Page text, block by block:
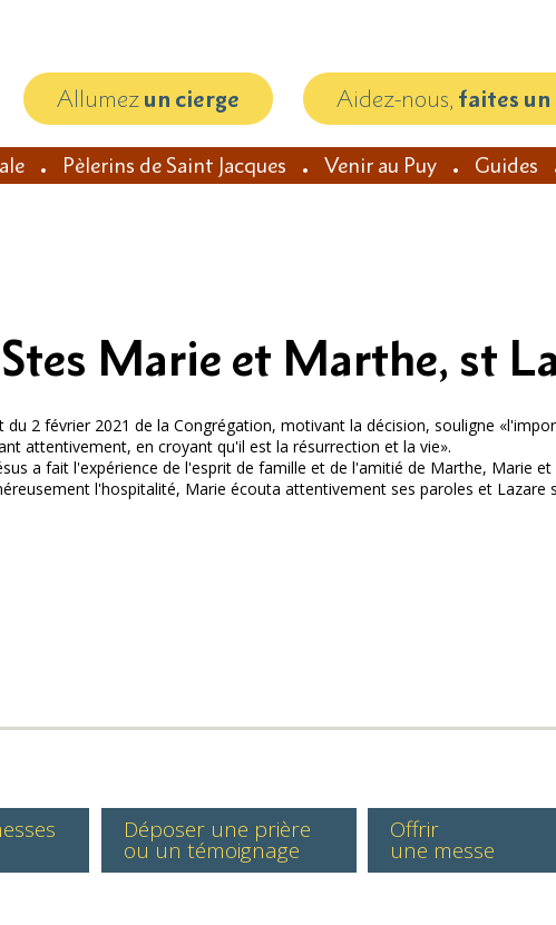
Allumezun cierge Aidez-nous, faites un
Pèlerins de Saint Jacques Venir au Puy Guides
Marie et Marthe, st
2 février 2021 de la Congrégation, motivant la décision, souligne
attentivement, en croyant qu'il est la résurrection et la vie».
a fait l'expérience de l'esprit de famille et de l'amitié de Marthe, Marie
l'hospitalité, Marie écouta attentivement ses paroles et
Déposer une prière
ou un témoignage
Offrir
une messe